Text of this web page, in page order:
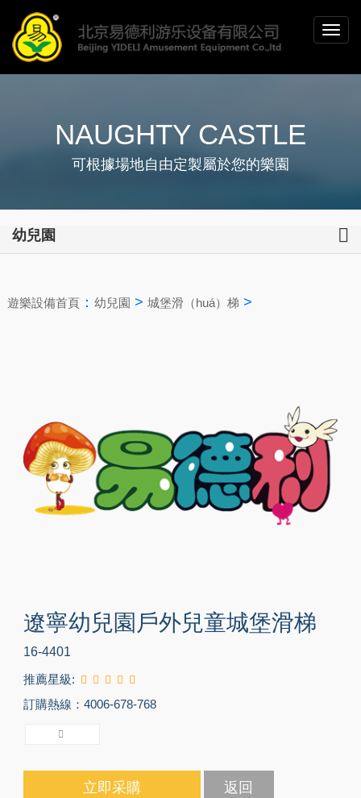
NAUGHTY CASTLE
可根據場地自由定製屬於您的樂園
幼兒園
遊樂設備首頁： 幼兒園 > 城堡滑（huá）梯>
遼寧幼兒園戶外兒童城堡滑梯
16-4401
推薦星級:
訂購熱線：4006-678-768
立即采購 返回